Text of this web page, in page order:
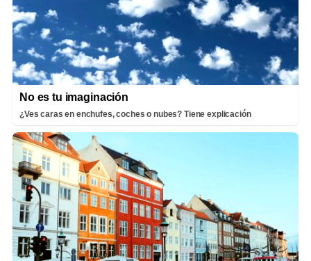
No es tu imaginación
¿Ves caras en enchufes, coches o nubes? Tiene explicación